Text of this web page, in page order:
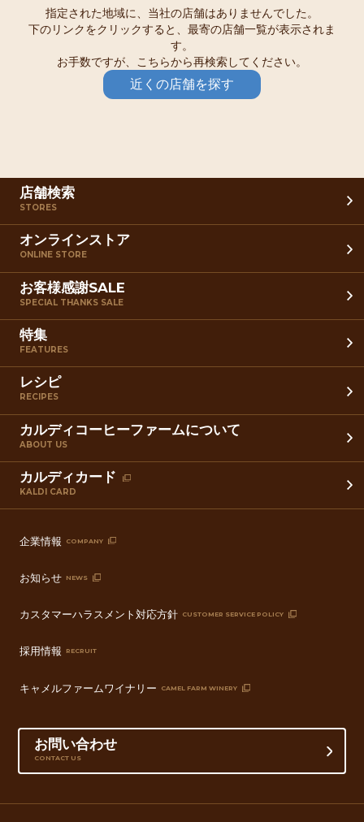
指定された地域に、当社の店舗はありませんでした。
下のリンクをクリックすると、最寄の店舗一覧が表示されま
す。
お手数ですが、こちらから再検索してください。
近くの店舗を探す
店舗検索
STORES
オンラインストア
ONLINE STORE
お客様感謝SALE
SPECIAL THANKS SALE
特集
FEATURES
レシピ
RECIPES
カルディコーヒーファームについて
ABOUT US
カルディカード
KALDI CARD
企業情報 COMPANY
お知らせ NEWS
カスタマーハラスメント対応方針 CUSTOMER SERVICE POLICY
採用情報 RECRUIT
キャメルファームワイナリー CAMEL FARM WINERY
お問い合わせ
CONTACT US